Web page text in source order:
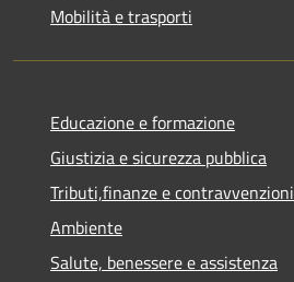
Mobilità e trasporti
Educazione e formazione
Giustizia e sicurezza pubblica
Tributi,finanze e contravvenzioni
Ambiente
Salute, benessere e assistenza